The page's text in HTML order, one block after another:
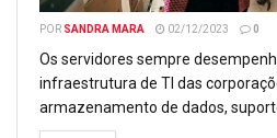
POR SANDRA MARA 02/12/2023 0
Os servidores sempre
infraestrutura de TI das
armazenamento de dados,